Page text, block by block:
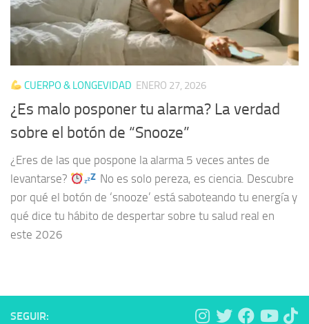
CUERPO & LONGEVIDAD ENERO 27, 2026
¿Es malo posponer tu alarma? La verdad
sobre el botón de “Snooze”
¿Eres de las que pospone la alarma 5 veces antes de
levantarse?
No es solo pereza, es ciencia. Descubre
por qué el botón de ‘snooze’ está saboteando tu energía y
qué dice tu hábito de despertar sobre tu salud real en
este 2026
SEGUIR: